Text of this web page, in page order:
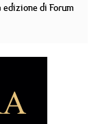
edizione di Forum